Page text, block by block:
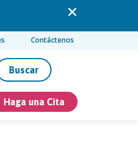
Contáctenos
Buscar
Haga una Cita